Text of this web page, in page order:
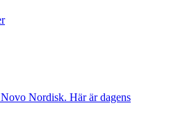
Nordisk. Här är dagens